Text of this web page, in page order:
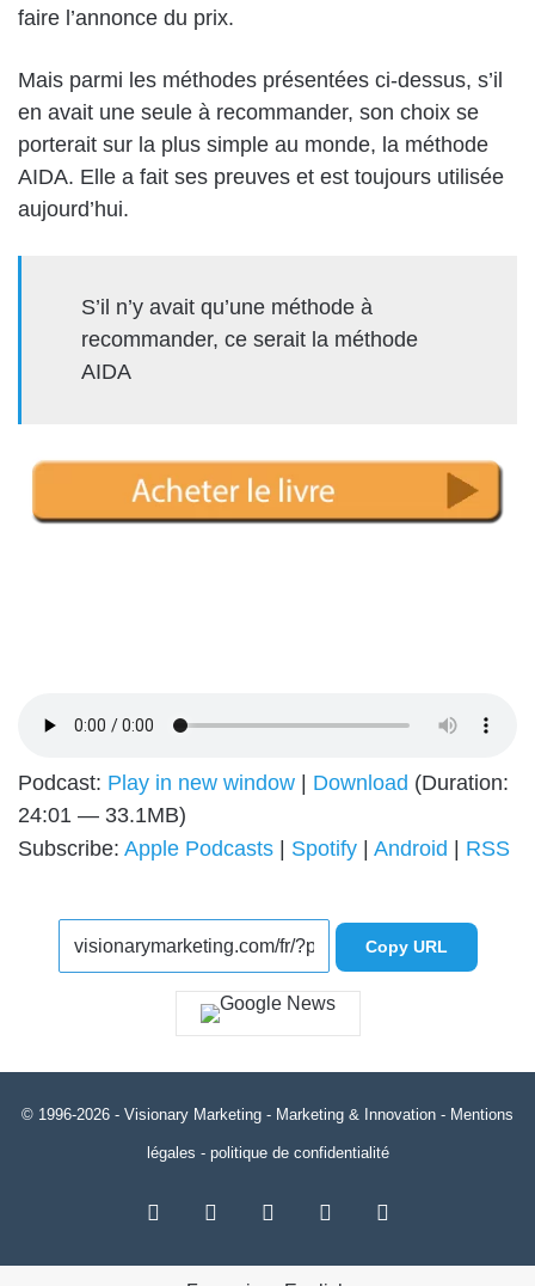
faire l’annonce du prix.
Mais parmi les méthodes présentées ci-dessus, s’il
en avait une seule à recommander, son choix se
porterait sur la plus simple au monde, la méthode
AIDA. Elle a fait ses preuves et est toujours utilisée
aujourd’hui.
S’il n’y avait qu’une méthode à
recommander, ce serait la méthode
AIDA
Podcast: Play in new window Download (Duration:
24:01 — 33.1MB)
Subscribe: Apple Podcasts Spotify Android RSS
Copy URL
© 1996-2026 - Visionary Marketing - Marketing & Innovation - Mentions
légales - politique de confidentialité
Facebook Linkedin